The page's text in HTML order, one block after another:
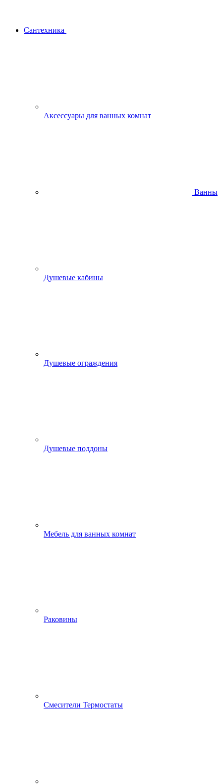
Сантехника
Аксессуары для ванных комнат
Ванны
Душевые кабины
Душевые ограждения
Душевые поддоны
Мебель для ванных комнат
Раковины
Смесители Термостаты